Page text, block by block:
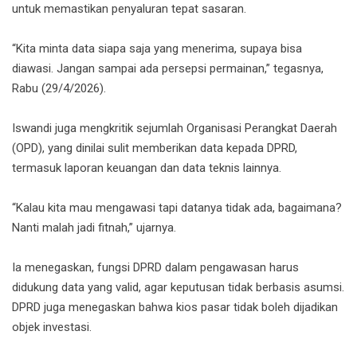
untuk memastikan penyaluran tepat sasaran.
“Kita minta data siapa saja yang menerima, supaya bisa
diawasi. Jangan sampai ada persepsi permainan,” tegasnya,
Rabu (29/4/2026).
Iswandi juga mengkritik sejumlah Organisasi Perangkat Daerah
(OPD), yang dinilai sulit memberikan data kepada DPRD,
termasuk laporan keuangan dan data teknis lainnya.
“Kalau kita mau mengawasi tapi datanya tidak ada, bagaimana?
Nanti malah jadi fitnah,” ujarnya.
Ia menegaskan, fungsi DPRD dalam pengawasan harus
didukung data yang valid, agar keputusan tidak berbasis asumsi.
DPRD juga menegaskan bahwa kios pasar tidak boleh dijadikan
objek investasi.